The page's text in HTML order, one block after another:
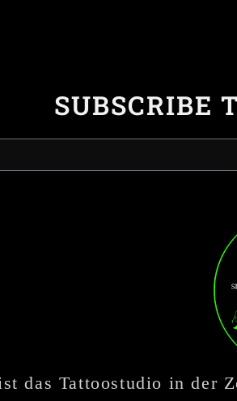
SUBSCRIBE
das Tattoostudio in der